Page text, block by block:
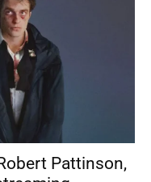
Pattinson,